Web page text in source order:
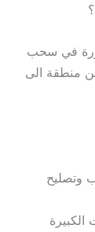
في سحب
منطقة الى
وتصليح